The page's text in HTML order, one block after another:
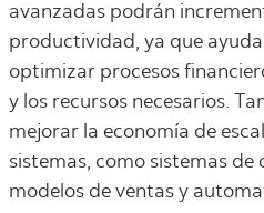
avanzadas podrán
productividad, ya que
optimizar procesos
y los recursos necesarios.
mejorar la economía de
sistemas, como sistemas de
modelos de ventas y